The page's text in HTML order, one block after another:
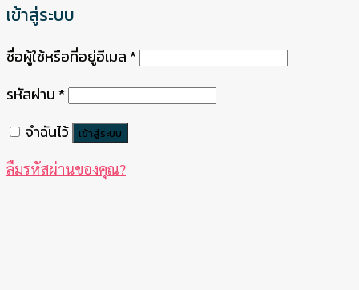
เข้าสู่ระบบ
ชื่อผู้ใช้หรือที่อยู่อีเมล*
รหัสผ่าน*
จำฉันไว้ เข้าสู่ระบบ
ลืมรหัสผ่านของคุณ?